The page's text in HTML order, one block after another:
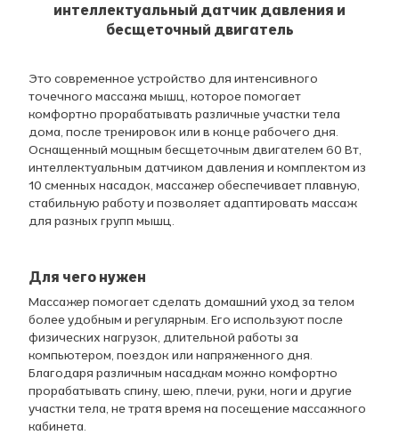
интеллектуальный датчик давления и
бесщеточный двигатель
Это современное устройство для интенсивного
точечного массажа мышц, которое помогает
комфортно прорабатывать различные участки тела
дома, после тренировок или в конце рабочего дня.
Оснащенный мощным бесщеточным двигателем 60 Вт,
интеллектуальным датчиком давления и комплектом из
10 сменных насадок, массажер обеспечивает плавную,
стабильную работу и позволяет адаптировать массаж
для разных групп мышц.
Для чего нужен
Массажер помогает сделать домашний уход за телом
более удобным и регулярным. Его используют после
физических нагрузок, длительной работы за
компьютером, поездок или напряженного дня.
Благодаря различным насадкам можно комфортно
прорабатывать спину, шею, плечи, руки, ноги и другие
участки тела, не тратя время на посещение массажного
кабинета.